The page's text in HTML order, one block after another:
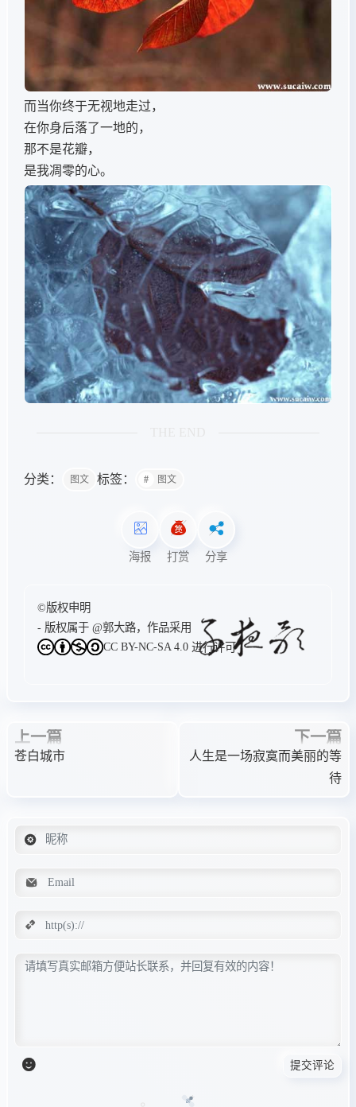
而当你终于无视地走过，
在你身后落了一地的，
那不是花瓣，
是我凋零的心。
分类： 图文 标签： 图文
海报 打赏 分享
©版权申明
- 版权属于 @郭大路，作品采用
CC BY-NC-SA 4.0 进行许可
上一篇
苍白城市
下一篇
人生是一场寂寞而美丽的等
待
提交评论